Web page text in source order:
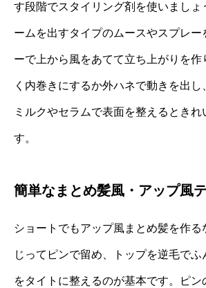
す段階でスタイリング剤を使いましょ
ームを出すタイプのムースやスプレー
ーで上から風をあてて立ち上がりを作
く内巻きにするか外ハネで動きを出し
ミルクやセラムで表面を整えるときれ
す。
簡単なまとめ髪風・アップ風
ショートでもアップ風まとめ髪を作る
じってピンで留め、トップを逆毛でふ
をタイトに整えるのが基本です。ピン